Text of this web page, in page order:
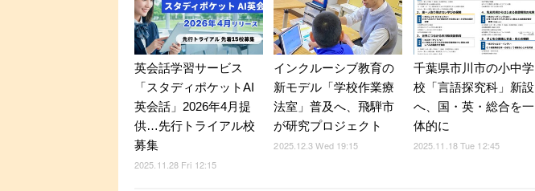
英会話学習サービス
「スタディポケットAI
英会話」2026年4月提
供…先行トライアル校
募集
2025.11.28 Fri 12:15
インクルーシブ教育の
新モデル「学校作業療
法室」普及へ、飛騨市
が研究プロジェクト
2025.12.3 Wed 19:15
千葉県市川市の小中学
校「言語探究科」新設
へ、国・英・総合を一
体的に
2025.11.18 Tue 12:45